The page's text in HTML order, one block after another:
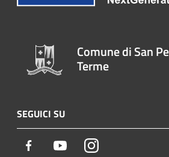
Comune di San
Terme
SEGUICI SU
Facebook YoutubeInstagram